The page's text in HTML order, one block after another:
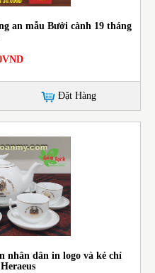
an mẫu Bưởi cành 19 tháng
Đặt Hàng
nhân dân in logo và kẻ chỉ